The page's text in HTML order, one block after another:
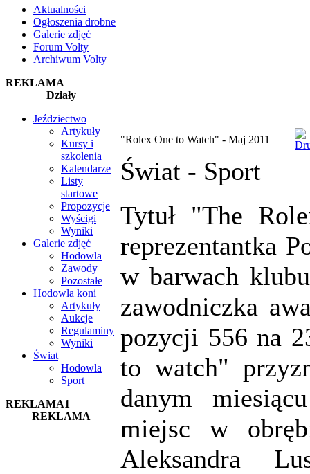
Aktualności
Ogłoszenia drobne
Galerie zdjęć
Forum Volty
Archiwum Volty
REKLAMA
Działy
Jeździectwo
Artykuły
Kursy i
szkolenia
Kalendarze
Listy
startowe
Propozycje
Wyścigi
Wyniki
Galerie zdjęć
Hodowla
Zawody
Pozostałe
Hodowla koni
Artykuły
Aukcje
Regulaminy
Wyniki
Świat
Hodowla
Sport
REKLAMA1
REKLAMA
"Rolex One to Watch" - Maj 2011
Świat - Sport
Tytuł "The
reprezentantka
w barwach
zawodniczka
pozycji 556 na
to watch"
danym
miejsc w
Aleksandra